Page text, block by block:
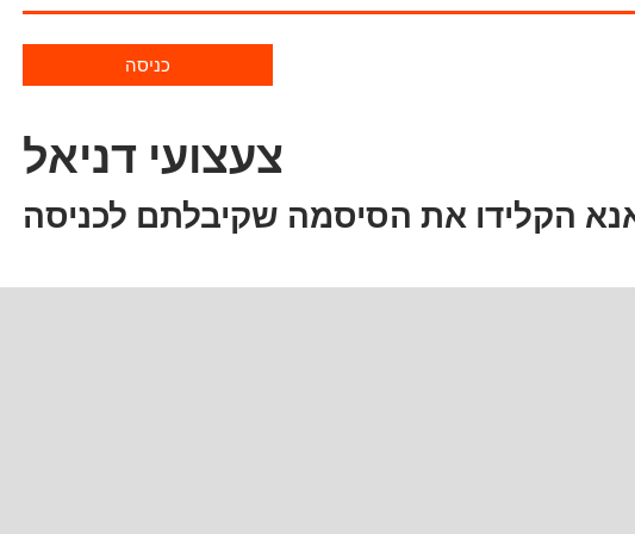
כניסה
צעצועי דניאל
הקלידו את הסיסמה שקיבלתם לכניסה